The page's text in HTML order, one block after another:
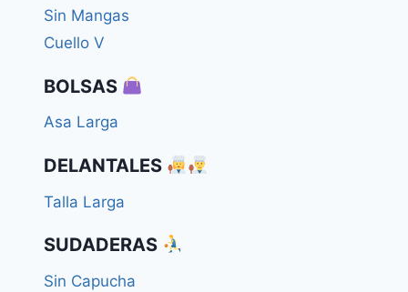
Sin Mangas
Cuello V
BOLSAS
Asa Larga
DELANTALES
Talla Larga
SUDADERAS
Sin Capucha